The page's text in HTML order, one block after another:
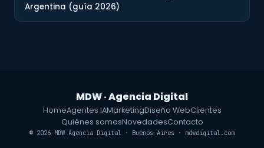
Argentina (guía 2026)
MDW · Agencia Digital
HomeAgentes IAMarketingDiseño WebClientes
Quiénes somosNovedadesContacto
© 2026 MDW Agencia Digital · Buenos Aires · mdwdigital.com